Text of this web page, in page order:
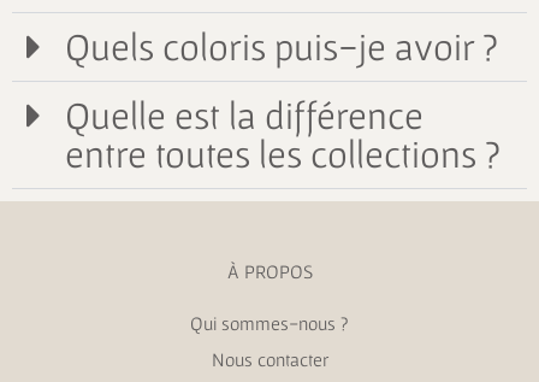
Quels coloris puis-je avoir ?
Quelle est la différence
entre toutes les collections ?
À PROPOS
Qui sommes-nous ?
Nous contacter